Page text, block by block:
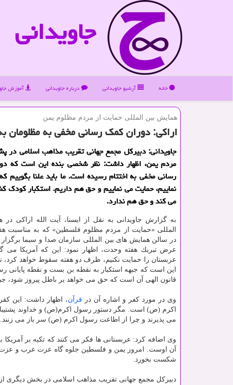
جاویدانی
خانه آرشیو جاویدانی درباره جاویدانی آموزش
همایش بین المللی حمایت از مردم مظلوم یمن
اراكی: دوران كمك رسانی مخفی به مظلومان
جاویدانی: دبیركل مجمع جهانی تقریب مذاهب اسلامی در
مردم یمن، اظهار داشت: نظر شخصی بنده این است كه
رسانی مخفی به اختتام رسیده است. ما باید علنا بگوییم
نماییم، حمایت می نماییم و حق هم داریم. استكبار كودك
می كند و حق هم ندارد.
به گزارش جاویدانی به نقل از ایسنا، آیت الله اراكی در
المللی «حمایت از مردم مظلوم فلسطین» كه به مناسبت
در سالن همایش های بین المللی سازمان صدا و سیما
عرض تبریك هفته وحدت، اظهار نمود: این كه آمریكا می
عربستان را حمایت نكنیم، ظرف دو هفته سقوط خواهد كرد،
این است كه جبهه استكبار به نقطه بن بست و نقطه پایانی
قانون الهی آن است كه حق می خواهد بر باطل پیروز شود،
وی در مورد كفر و اشاره آن در قرآن، اظهار داشت: این
اكرم (ص) است. مگر دستور رسول اكرم(ص) و خداوند
می پذیرند و چرا از اطاعت رسول اكرم (ص) سر باز می زنند.
وی اضافه كرد: عربستانی ها فكر می كنند كه تكیه بر
آن اوست. امروز یمن و فلسطین جلوه گاه عزت عرب و
شكست بخورد.
دبیركل مجمع جهانی تقریب مذاهب اسلامی در بخش دیگری